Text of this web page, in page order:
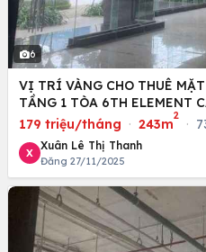
6
VỊ TRÍ VÀNG CHO THUÊ
TẦNG 1 TÒA 6TH ELEMENT
179 triệu/tháng · 243m
2
·
X
Xuân Lê Thị Thanh
Đăng 27/11/2025